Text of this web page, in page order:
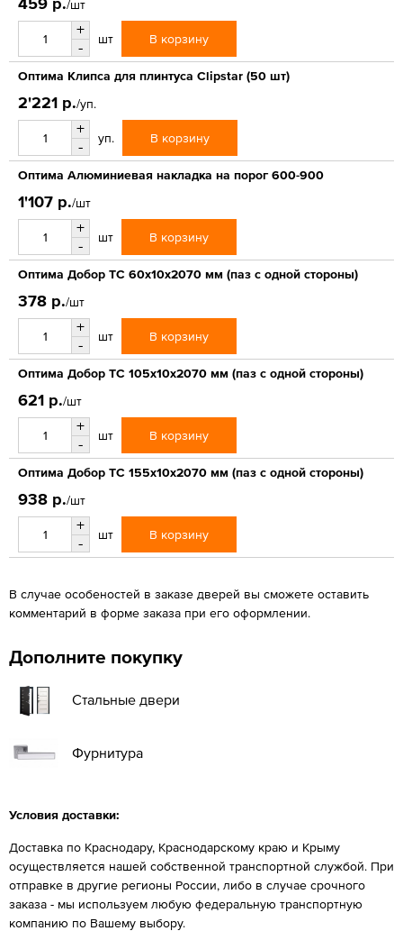
/шт
+
-
шт В корзину
Оптима Клипса для плинтуса Clipstar (50 шт)
2'221 р./уп.
+
-
уп. В корзину
Оптима Алюминиевая накладка на порог 600-900
1'107 р./шт
+
-
шт В корзину
Оптима Добор ТС 60х10х2070 мм (паз с одной стороны)
378 р./шт
+
-
шт В корзину
Оптима Добор ТС 105х10х2070 мм (паз с одной стороны)
621 р./шт
+
-
шт В корзину
Оптима Добор ТС 155х10х2070 мм (паз с одной стороны)
938 р./шт
+
-
шт В корзину
В случае особеностей в заказе дверей вы сможете оставить
комментарий в форме заказа при его оформлении.
Дополните покупку
Стальные двери
Фурнитура
Условия доставки:
Доставка по Краснодару, Краснодарскому краю и Крыму
осуществляется нашей собственной транспортной службой. При
отправке в другие регионы России, либо в случае срочного
заказа - мы используем любую федеральную транспортную
компанию по Вашему выбору.